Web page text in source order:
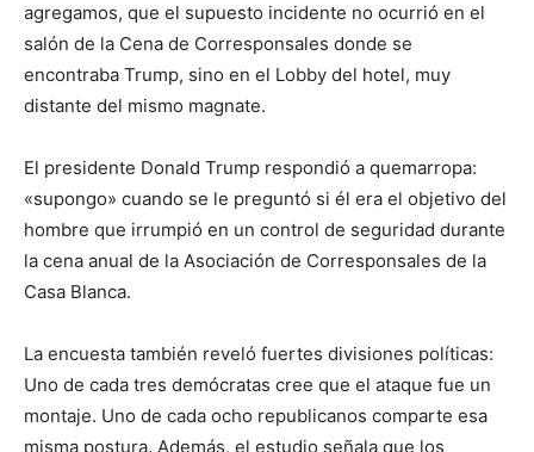
agregamos, que el supuesto incidente no ocurrió en el
salón de la Cena de Corresponsales donde se
encontraba Trump, sino en el Lobby del hotel, muy
distante del mismo magnate.
El presidente Donald Trump respondió a quemarropa:
«supongo» cuando se le preguntó si él era el objetivo del
hombre que irrumpió en un control de seguridad durante
la cena anual de la Asociación de Corresponsales de la
Casa Blanca.
La encuesta también reveló fuertes divisiones políticas:
Uno de cada tres demócratas cree que el ataque fue un
montaje. Uno de cada ocho republicanos comparte esa
misma postura. Además, el estudio señala que los